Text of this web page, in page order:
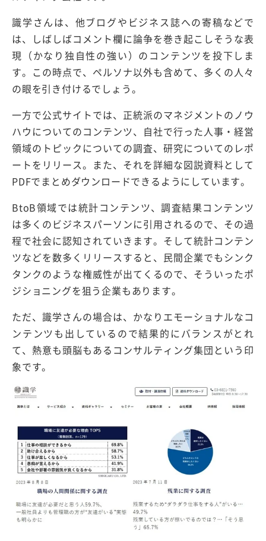
識学さんは、他ブログやビジネス誌への寄稿などで
は、しばしばコメント欄に論争を巻き起こしそうな表
現（かなり独自性の強い）のコンテンツを投下しま
す。この時点で、ペルソナ以外も含めて、多くの人々
の眼を引き付けるでしょう。
一方で公式サイトでは、正統派のマネジメントのノウ
ハウについてのコンテンツ、自社で行った人事・経営
領域のトピックについての調査、研究についてのレポ
ートをリリース。また、それを詳細な図説資料として
PDFでまとめダウンロードできるようにしています。
BtoB領域では統計コンテンツ、調査結果コンテンツ
は多くのビジネスパーソンに引用されるので、その過
程で社会に認知されていきます。そして統計コンテン
ツなどを数多くリリースすると、民間企業でもシンク
タンクのような権威性が出てくるので、そういったポ
ジショニングを狙う企業もあります。
ただ、識学さんの場合は、かなりエモーショナルなコ
ンテンツも出しているので結果的にバランスがとれ
て、熱意も頭脳もあるコンサルティング集団という印
象です。